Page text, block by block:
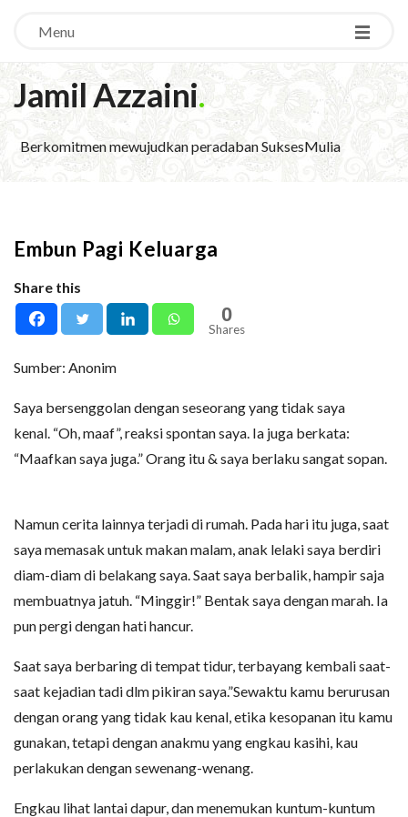
Menu
Jamil Azzaini.
Berkomitmen mewujudkan peradaban SuksesMulia
Embun Pagi Keluarga
Share this
0
Shares
Sumber: Anonim
Saya bersenggolan dengan seseorang yang tidak saya
kenal. “Oh, maaf”, reaksi spontan saya. Ia juga berkata:
“Maafkan saya juga.” Orang itu & saya berlaku sangat sopan.
Namun cerita lainnya terjadi di rumah. Pada hari itu juga, saat
saya memasak untuk makan malam, anak lelaki saya berdiri
diam-diam di belakang saya. Saat saya berbalik, hampir saja
membuatnya jatuh. “Minggir!” Bentak saya dengan marah. Ia
pun pergi dengan hati hancur.
Saat saya berbaring di tempat tidur, terbayang kembali saat-
saat kejadian tadi dlm pikiran saya.”Sewaktu kamu berurusan
dengan orang yang tidak kau kenal, etika kesopanan itu kamu
gunakan, tetapi dengan anakmu yang engkau kasihi, kau
perlakukan dengan sewenang-wenang.
Engkau lihat lantai dapur, dan menemukan kuntum-kuntum